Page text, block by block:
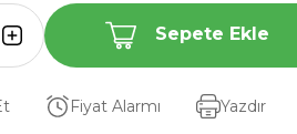
Sepete Ekle
Fiyat Alarmı Yazdır